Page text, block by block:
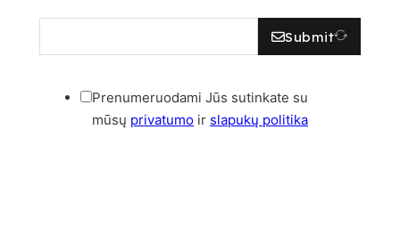
Submit
Prenumeruodami Jūs sutinkate su
mūsų privatumo ir slapukų politika